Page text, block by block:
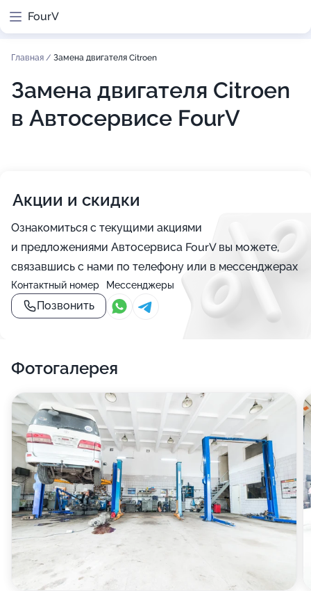
FourV
Главная / Замена двигателя Citroen
Замена двигателя Citroen
в Автосервисе FourV
Акции и скидки
Ознакомиться с текущими акциями
и предложениями Автосервиса FourV вы можете,
связавшись с нами по телефону или в мессенджерах
Контактный номер
Позвонить
Мессенджеры
Фотогалерея